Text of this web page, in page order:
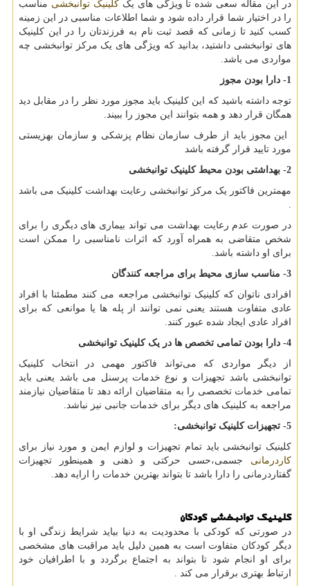
در این مقاله سعی شده تا ویژگی های یککلینیک توانبخشی مناسب
را در اختیار شما قرار داده شود و شما اطلاعات مناسبی در این زمینه
کسب کنید تا زمانی که قصد ثبت نام به فرزندتان را در این کلینیک
های توانبخشی داشتید، بدانید که ویژگی های یک مرکز توانبخشی چه
مواردی می باشد.
1- دارا بودن مجوز
توجه داشته باشید که این کلینیک باید مجوز مورد نظر را در مقابل دید
همگان قرار دهد و همه بتوانند این مجوز را ببیند.
این مجوز باید از طرف سازمان نظام پزشکی و سازمان بهزیستی
مورد تایید قرار گرفته باشد
2- بهداشتی بودن محیط کلینیک توانبخشی
مهمترین فاکتور یک مرکز توانبخشی رعایت بهداشت کلینیک می باشد
در صورت عدم رعایت بهداشت می تواند بیماری های دیگری را برای
شخص متقاضی به همراه آورد که اثرات نامناسبی را ممکن است
برای او داشته باشد.
3- مناسب سازی محیط برای مراجعه کنندگان
افرادی ناتوان که کلینیک توانبخشی مراجعه می کنند مطمئنا با افراد
عادی متفاوت هستند یعنی نمی توانند از پله ها یا موانعی که برای
افراد عادی ایجاد شده عبور کنند.
4- دارا بودن تمامی تخصص ها در یک کلینیک توانبخشی
از دیگر مواردی که می‌تواند فاکتور مهمی در انتخاب کلینیک
توانبخشی باشد تجهیزات و نوع خدمات پرسنل می باشد یعنی باید
تمامی خدمات تخصصی را به متقاضیان ارائه دهد تا متقاضیان نیازمند
مراجعه به کلینیک های دیگر برای خدمات جانبی نیز نباشد.
5- تجهیزات کلینیک توانبخشی:
کلینیک توانبخشی باید تمام تجهیزات و لوازم ایمن و مورد نیاز برای
کاردرمانی جسمی،حسی حرکتی و ذهنی و همینطور تجهیزات
گفتاردرمانی را دارا باشد تا بتواند بهترین خدمات را ارایه دهد.
کلینیک توانبخشی کودکان
در صورتی که کودکی با محدودیت به دنیا بیاید شرایط زندگی او با
دیگر کودکان متفاوت است به همین دلیل باید مراقبت های مشخصی
برای او انجام شود تا بتواند به اجتماع برگردد و با اطرافیان خود
ارتباط بهتری برقرار می کند .